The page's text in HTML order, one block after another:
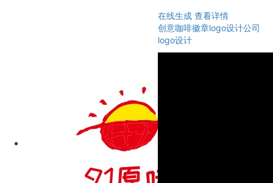
在线生成 查看详情
创意咖啡徽章logo设计公司
logo设计